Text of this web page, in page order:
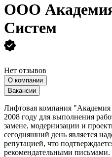
ООО
Систем
Нет отзывов
О компании
Вакансии
Лифтовая компания
2008 году для выполнения
замене, модернизации и
сегодняшний день является
репутацией, что
рекомендательными письмами.